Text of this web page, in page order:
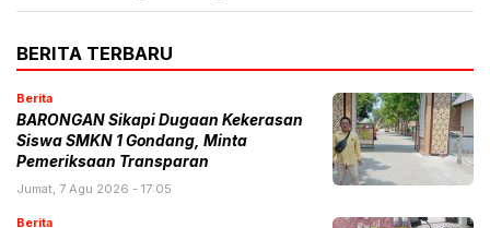
BERITA TERBARU
Berita
BARONGAN Sikapi Dugaan Kekerasan
Siswa SMKN 1 Gondang, Minta
Pemeriksaan Transparan
Jumat, 7 Agu 2026 - 17:05
Berita